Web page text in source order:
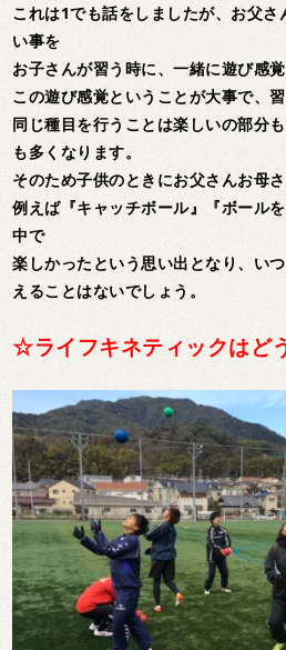
これは1でも話をしましたが、お父
い事を
お子さんが習う時に、一緒に遊び感
この遊び感覚ということが大事で、
同じ種目を行うことは楽しいの部分
も多くなります。
そのため子供のときにお父さんお母
例えば『キャッチボール』『ボール
中で
楽しかったという思い出となり、い
えることはないでしょう。
☆ライフキネティックはど